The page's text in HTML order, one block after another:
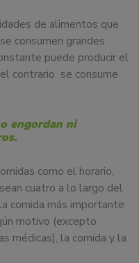
de alimentos que
consumen grandes
puede producir el
contrario se consume
engordan ni
como el horario,
cuatro a lo largo del
comida más importante
motivo (excepto
médicas), la comida y la